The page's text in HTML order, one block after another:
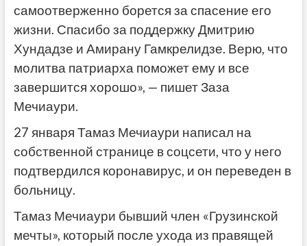
самоотверженно борется за спасение его
жизни. Спасибо за поддержку Дмитрию
Хундадзе и Амирану Гамкрелидзе. Верю, что
молитва патриарха поможет ему и все
завершится хорошо», — пишет Заза
Мечиаури.
27 января Тамаз Мечиаури написал на
собственной странице в соцсети, что у него
подтвердился коронавирус, и он переведен в
больницу.
Тамаз Мечиаури бывший член «Грузинской
мечты», который после ухода из правящей